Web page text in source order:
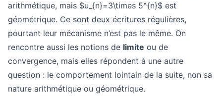
arithmétique, mais $u_{n}=3\times 5^{n}$ est
géométrique. Ce sont deux écritures régulières,
pourtant leur mécanisme n’est pas le même. On
rencontre aussi les notions de limite ou de
convergence, mais elles répondent à une autre
question : le comportement lointain de la suite, non sa
nature arithmétique ou géométrique.